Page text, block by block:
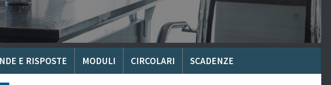
E RISPOSTE MODULI CIRCOLARI SCADENZE